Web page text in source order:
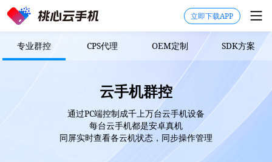
立即下载APP
专业群控 CPS代理 OEM定制 SDK方案
云手机群控
通过PC端控制成千上万台云手机设备
每台云手机都是安卓真机
同屏实时查看各云机状态，同步操作管理